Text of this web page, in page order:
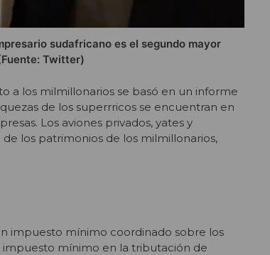
sudafricano es el segundo mayor
Twitter)
a los milmillonarios se basó en un informe
de los superrricos se encuentran en
Los aviones privados, yates y
los patrimonios de los milmillonarios,
impuesto mínimo coordinado sobre los
impuesto mínimo en la tributación de